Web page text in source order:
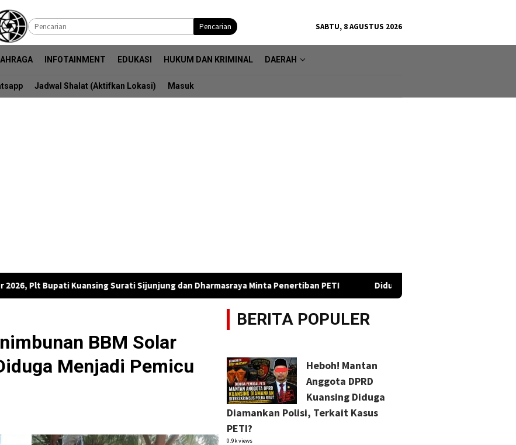
Pencarian SABTU, 8 AGUSTUS 2026
INFOTAINMENT EDUKASI HUKUM DAN KRIMINAL DAERAH
Jadwal Shalat (Aktifkan Lokasi) Masuk
Surati Sijunjung dan Dharmasraya Minta Penertiban PETI Diduga Minta Proyek, Oknum Jaksa di Riau Dilaporkan
BBM Solar
Menjadi Pemicu
BERITA POPULER
Heboh! Mantan
Anggota DPRD
Kuansing Diduga
Diamankan Polisi, Terkait Kasus
PETI?
0.9k views